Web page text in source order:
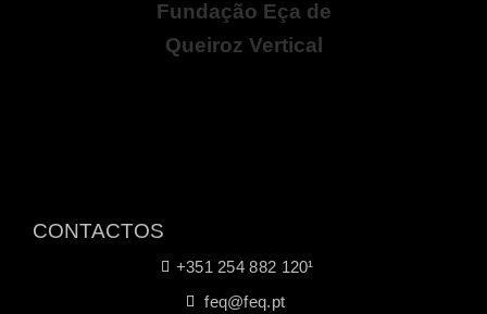
CONTACTOS
+351 254 882 120¹
feq@feq.pt